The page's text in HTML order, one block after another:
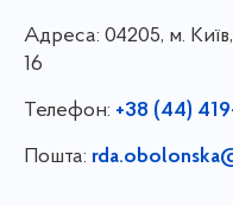
Адреса: 04205, м.
16
Телефон: +38 (44)
Пошта: